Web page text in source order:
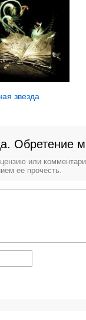
звезда
Обретение
или
ее прочесть.